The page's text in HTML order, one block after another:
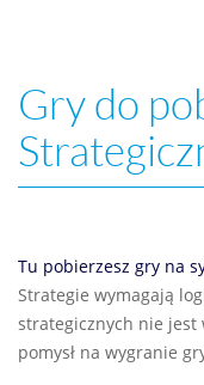
Gry do
Tu pobierzesz gry na
Strategie wymagają
strategicznych nie jest
pomysł na wygranie